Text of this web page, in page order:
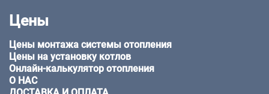
Цены
Цены монтажа системы отопления
Цены на установку котлов
Онлайн-калькулятор отопления
О НАС